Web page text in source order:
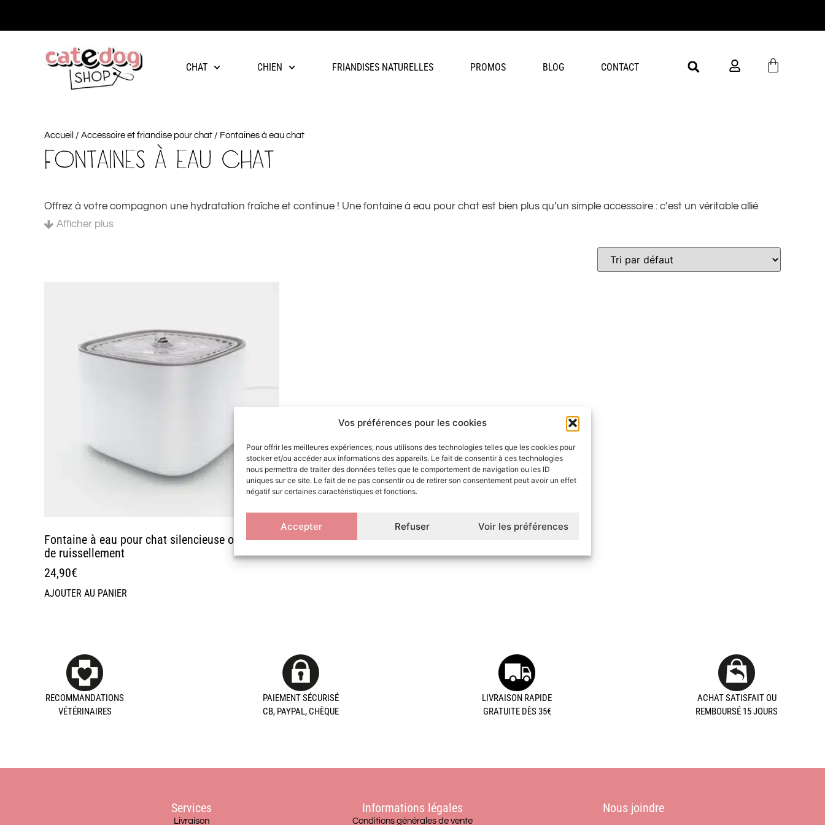
Vos préférences pour les cookies
Pour offrir les meilleures expériences, nous utilisons des technologies telles que les cookies pour
stocker et/ou accéder aux informations des appareils. Le fait de consentir à ces technologies
nous permettra de traiter des données telles que le comportement de navigation ou les ID
uniques sur ce site. Le fait de ne pas consentir ou de retirer son consentement peut avoir un effet
négatif sur certaines caractéristiques et fonctions.
Accepter Refuser Voir les préférences
CHAT CHIEN FRIANDISES NATURELLES PROMOS BLOG CONTACT
Accueil / Accessoire et friandise pour chat / Fontaines à eau chat
FONTAINES À EAU CHAT
Offrez à votre compagnon une hydratation fraîche et continue ! Une fontaine à eau pour chat est bien plus qu’un simple accessoire : c’est un véritable allié
pour la santé et le bien-être de votre félin. Grâce à son système de circulation continue, elle encourage votre chat à boire davantage, lui offrant ainsi une eau
• Silencieuse et une faible consommation : la pompe ultra silencieuse de notre fontaine à eau assure un fonctionnement discret jour et nuit.
• Un entretien facile : notre fontaine à eau se démonte et se nettoie simplement, pour un usage quotidien sans contrainte.
Afficher plus
Fontaine à eau pour chat silencieuse ou bruit
de ruissellement
24,90€
AJOUTER AU PANIER
RECOMMANDATIONS
VÉTÉRINAIRES
PAIEMENT SÉCURISÉ
CB, PAYPAL, CHÈQUE
LIVRAISON RAPIDE
GRATUITE DÈS 35€
ACHAT SATISFAIT OU
REMBOURSÉ 15 JOURS
Services
Livraison
Informations légales
Conditions générales de vente
Nous joindre